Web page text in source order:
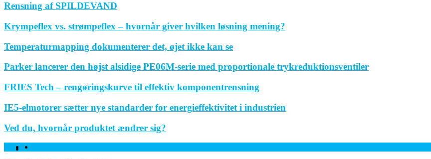
Rensning af SPILDEVAND
Krympeflex vs. strømpeflex – hvornår giver hvilken løsning mening?
Temperaturmapping dokumenterer det, øjet ikke kan se
Parker lancerer den højst alsidige PE06M-serie med proportionale trykreduktionsventiler
FRIES Tech – rengøringskurve til effektiv komponentrensning
IE5-elmotorer sætter nye standarder for energieffektivitet i industrien
Ved du, hvornår produktet ændrer sig?
Facebook
Twitter